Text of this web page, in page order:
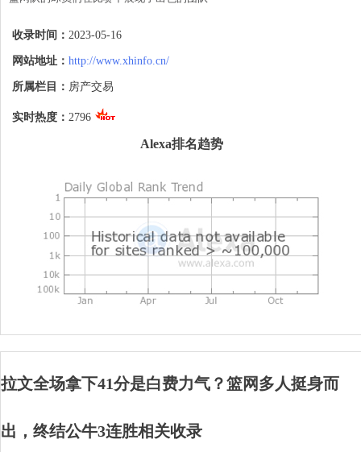
合，共同为球队取得胜利而努力。他们在进
攻端充分发挥了自己的优势，同时在防守端
也给予了公牛队很大的压力，限制了他们的
得分机会。
体实力和球队深度让他们能够应对并限制公
牛队的进攻。篮网队的胜利证明了集体合作
和全队努力的重要性，同时也提醒公牛队在
尽管比赛结果对公牛队来说是一次失利，但
这也是篮球比赛的一部分。重要的是公牛队
能够从这次经历中吸取教训，并不断提高自
己的实力和团队配合，以期在接下来的比赛
中取得更好的成绩。祝愿公牛队能够继续努
力，取得更多胜利！
收录时间： 2023-05-16
网站地址： http://www.xhinfo.cn/
所属栏目： 房产交易
实时热度： 2796
Alexa排名趋势
拉文全场拿下41分是白费力气？篮网多人挺身而
出，终结公牛3连胜相关收录